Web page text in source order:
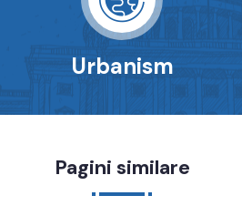
Urbanism
Pagini similare